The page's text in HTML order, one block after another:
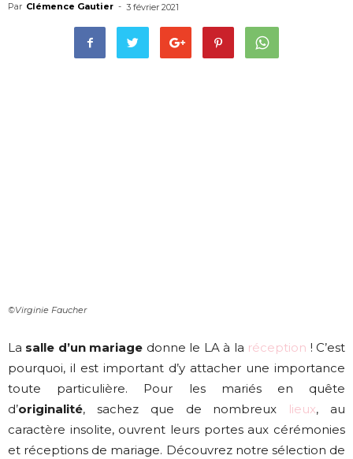
Par Clémence Gautier - 3 février 2021
©Virginie Faucher
La salle d’un mariage donne le LA à la réception ! C’est
pourquoi, il est important d’y attacher une importance
toute particulière. Pour les mariés en quête
d’originalité, sachez que de nombreux lieux, au
caractère insolite, ouvrent leurs portes aux cérémonies
et réceptions de mariage. Découvrez notre sélection de